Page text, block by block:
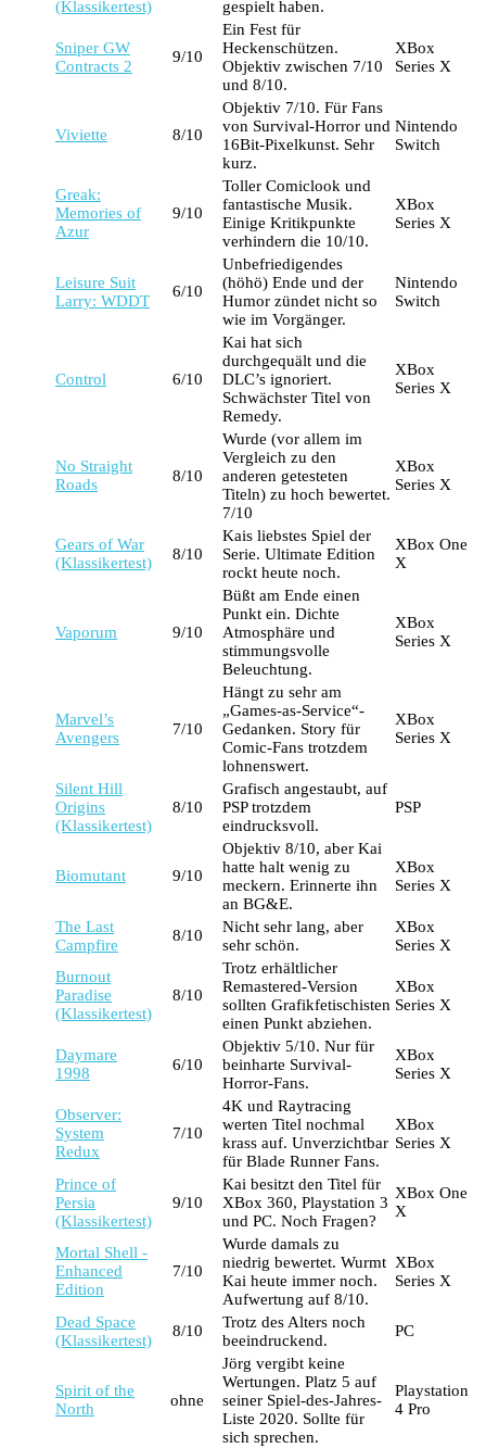
(Klassikertest)
gespielt haben.
Sniper GW
Contracts 2
9/10
Ein Fest für
Heckenschützen.
Objektiv zwischen 7/10
und 8/10.
XBox
Series X
Viviette 8/10
Objektiv 7/10. Für Fans
von Survival-Horror und
16Bit-Pixelkunst. Sehr
kurz.
Nintendo
Switch
Greak:
Memories of
Azur
9/10
Toller Comiclook und
fantastische Musik.
Einige Kritikpunkte
verhindern die 10/10.
XBox
Series X
Leisure Suit
Larry: WDDT
6/10
Unbefriedigendes
(höhö) Ende und der
Humor zündet nicht so
wie im Vorgänger.
Nintendo
Switch
Control 6/10
Kai hat sich
durchgequält und die
DLC’s ignoriert.
Schwächster Titel von
Remedy.
XBox
Series X
No Straight
Roads
8/10
Wurde (vor allem im
Vergleich zu den
anderen getesteten
Titeln) zu hoch bewertet.
7/10
XBox
Series X
Gears of War
(Klassikertest)
8/10
Kais liebstes Spiel der
Serie. Ultimate Edition
rockt heute noch.
XBox One
X
Vaporum 9/10
Büßt am Ende einen
Punkt ein. Dichte
Atmosphäre und
stimmungsvolle
Beleuchtung.
XBox
Series X
Marvel’s
Avengers
7/10
Hängt zu sehr am
„Games-as-Service“-
Gedanken. Story für
Comic-Fans trotzdem
lohnenswert.
XBox
Series X
Silent Hill
Origins
(Klassikertest)
8/10
Grafisch angestaubt, auf
PSP trotzdem
eindrucksvoll.
PSP
Biomutant 9/10
Objektiv 8/10, aber Kai
hatte halt wenig zu
meckern. Erinnerte ihn
an BG&E.
XBox
Series X
The Last
Campfire
8/10
Nicht sehr lang, aber
sehr schön.
XBox
Series X
Burnout
Paradise
(Klassikertest)
8/10
Trotz erhältlicher
Remastered-Version
sollten Grafikfetischisten
einen Punkt abziehen.
XBox
Series X
Daymare
1998
6/10
Objektiv 5/10. Nur für
beinharte Survival-
Horror-Fans.
XBox
Series X
Observer:
System
Redux
7/10
4K und Raytracing
werten Titel nochmal
krass auf. Unverzichtbar
für Blade Runner Fans.
XBox
Series X
Prince of
Persia
(Klassikertest)
9/10
Kai besitzt den Titel für
XBox 360, Playstation 3
und PC. Noch Fragen?
XBox One
X
Mortal Shell -
Enhanced
Edition
7/10
Wurde damals zu
niedrig bewertet. Wurmt
Kai heute immer noch.
Aufwertung auf 8/10.
XBox
Series X
Dead Space
(Klassikertest)
8/10
Trotz des Alters noch
beeindruckend.
PC
Spirit of the
North
ohne
Jörg vergibt keine
Wertungen. Platz 5 auf
seiner Spiel-des-Jahres-
Liste 2020. Sollte für
sich sprechen.
Playstation
4 Pro